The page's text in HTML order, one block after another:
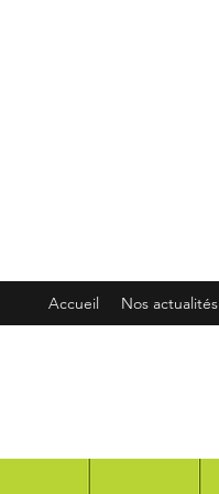
Accueil Nos actualités